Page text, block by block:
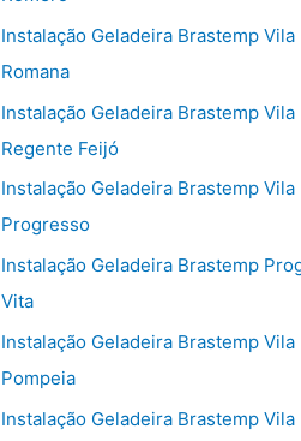
Instalação Geladeira Brastemp Vila
Romana
Instalação Geladeira Brastemp Vila
Regente Feijó
Instalação Geladeira Brastemp Vila
Progresso
Instalação Geladeira Brastemp
Vita
Instalação Geladeira Brastemp Vila
Pompeia
Instalação Geladeira Brastemp Vila